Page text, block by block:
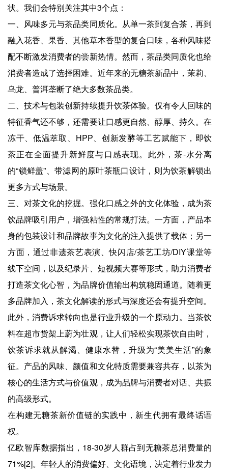
状。我们会特别关注其中3个点：
一、风味多元与茶品类同质化。从单一茶到复合茶，再到
融入花香、果香、其他草本香型的复合口味，各种风味搭
配不断激发消费者的尝新热情。然而，茶品类同质化也给
消费者造成了选择困难。近年来的无糖茶新品中，茉莉、
乌龙、普洱垄断了绝大多数茶品类。
二、技术与包装创新持续提升饮茶体验。仅有令人回味的
特征香气还不够，还需要让口感更自然、醇厚、持久。在
冻干、低温萃取、HPP、创新发酵等工艺赋能下，即饮
茶正在全面提升新鲜度与口感表现。此外，茶-水分离
的“锁鲜盖”、带滤网的原叶茶瓶口设计，则为饮茶解锁出
更多方式与场景。
三、对茶文化的挖掘。强化口感之外的文化体验，成为茶
饮品牌吸引用户，增强粘性的常规打法。一方面，产品本
身的包装设计和品牌故事为文化的注入提供了载体；另一
方面，通过非遗茶艺表演、快闪店/茶艺工坊/DIY课堂等
线下空间，以及纪录片、短视频大赛等形式，助力消费者
打造茶文化心智，为品牌价值输出构筑稳固通道。随着更
多品牌加入，茶文化解读的形式与深度还会有提升空间。
此外，消费诉求转向也是行业升级的一个原动力。当茶饮
料在超市货架上蔚为壮观，让人们轻松实现茶饮自由时，
饮茶诉求就从解渴、健康水替，升级为“美美生活”的象
征。产品的风味、颜值和文化特质需要兼容共存，以茶为
核心的生活方式与价值观，成为品牌与消费者对话、共振
的高级形式。
在构建无糖茶新价值链的实践中，新生代拥有最终话语
权。
亿欧智库数据指出，18-30岁人群占到无糖茶总消费量的
71%[2]。年轻人的消费偏好、文化语境，决定着行业发力